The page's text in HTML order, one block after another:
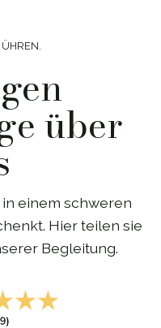
über
einem schweren
Hier teilen sie
Begleitung.